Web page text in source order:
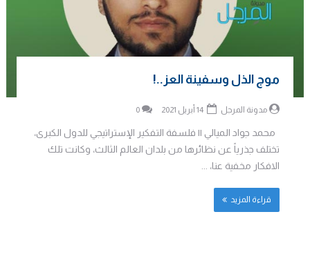
موج الذل وسفينة العز..!
مدونة المرجل 0
محمد جواد الميالي || فلسفة التفكير الإستراتيجي للدول الكبرى،
تختلف جذرياً عن نظائرها من بلدان العالم الثالث، وكانت تلك
الافكار مخفية عنا، ...
قراءة المزيد